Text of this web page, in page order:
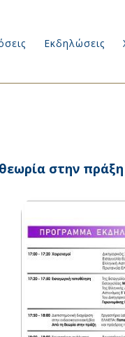
Εκδηλώσεις
στην πράξη